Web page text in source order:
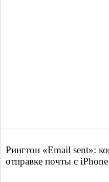
Рингтон «Email sent»:
отправке почты с iPhone